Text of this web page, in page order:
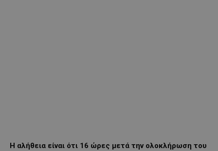
Η αλήθεια είναι ότι 16 ώρες μετά την ολοκλήρωση του